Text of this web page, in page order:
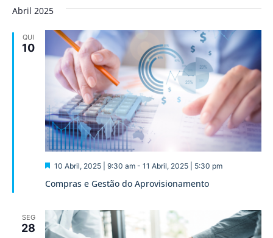
Abril 2025
QUI
10
Compras e Gestão do Aprovisionamento
Destaque
10 Abril, 2025 | 9:30 am- 11 Abril, 2025 | 5:30 pm
SEG
28